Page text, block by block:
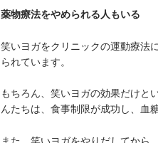
薬物療法をやめられる人もいる
笑いヨガをクリニックの運動療法
られています。
もちろん、笑いヨガの効果だけと
んたちは、食事制限が成功し、血
また、笑いヨガをやりだしてから